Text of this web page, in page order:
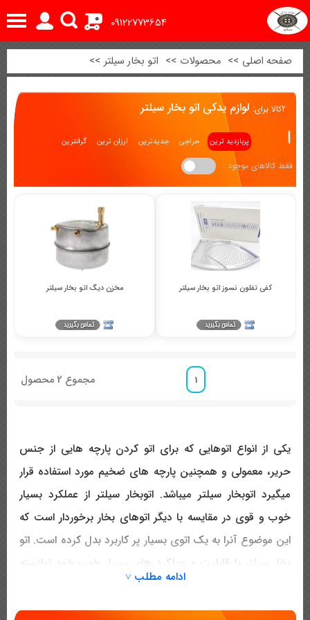
09122773654
0
صفحه اصلی >> محصولات >> اتو بخار سیلتر >>
2کالا برای: لوازم یدکی اتو بخار سیلتر
پربازدید ترین حراجی جدیدترین ارزان ترین گرانترین
فقط کالاهای موجود :
کفی تفلون نسوز اتو بخار سیلتر مخزن دیگ اتو بخار سیلتر
1 مجموع 2 محصول
یکی از انواع اتوهایی که برای اتو کردن پارچه هایی از جنس
حریر، معمولی و همچنین پارچه های ضخیم مورد استفاده قرار
میگیرد اتوبخار سیلتر میباشد. اتوبخار سیلتر از عملکرد بسیار
خوب و قوی در مقایسه با دیگر اتوهای بخار برخوردار است که
این موضوع آنرا به یک اتوی بسیار پر کاربرد بدل کرده است. اتو
بخار سیلتر با قابلیت و عملکرد های بسیار خوب خود توانسته
محبوبیت بسیار زیادی در سراسر جهان و کشور ما به دست آورد
و امروزه میتوان در بسیاری از محیط های صنعتی و همچنین
ادامه مطلب ˅